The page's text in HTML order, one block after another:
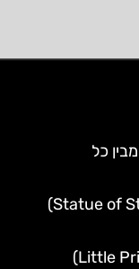
כל
פסל המלך שטפן הקדוש (Statue of St. Stephen)
פסל הנסיכה הקטנה (Little Princess Statue)